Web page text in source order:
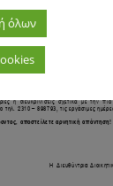
όλων